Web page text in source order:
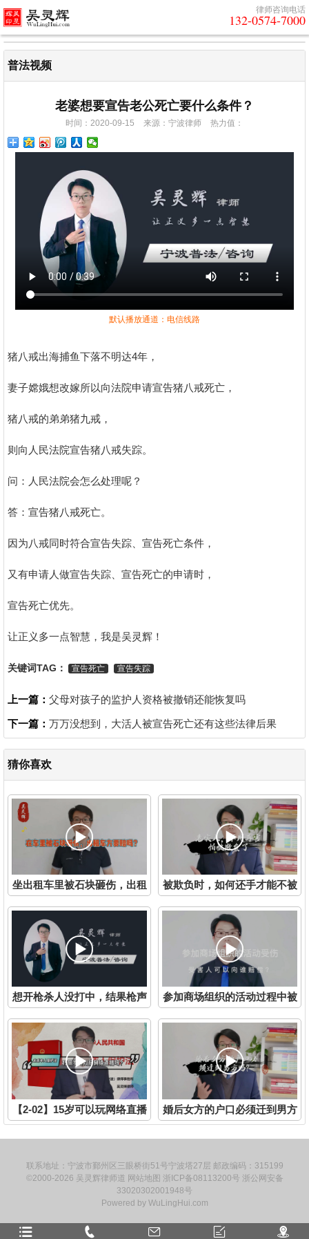
律师咨询电话
132-0574-7000
普法视频
老婆想要宣告老公死亡要什么条件？
时间：2020-09-15 来源：宁波律师 热力值：
默认播放通道：电信线路
猪八戒出海捕鱼下落不明达4年，
妻子嫦娥想改嫁所以向法院申请宣告猪八戒死亡，
猪八戒的弟弟猪九戒，
则向人民法院宣告猪八戒失踪。
问：人民法院会怎么处理呢？
答：宣告猪八戒死亡。
因为八戒同时符合宣告失踪、宣告死亡条件，
又有申请人做宣告失踪、宣告死亡的申请时，
宣告死亡优先。
让正义多一点智慧，我是吴灵辉！
关键词TAG： 宣告死亡 宣告失踪
上一篇： 父母对孩子的监护人资格被撤销还能恢复吗
下一篇： 万万没想到，大活人被宣告死亡还有这些法律后果
猜你喜欢
坐出租车里被石块砸伤，出租
车方要赔吗？
被欺负时，如何还手才能不被
认定互殴？宁波律师吴灵辉
想开枪杀人没打中，结果枪声
吓死人，还构成故意杀人罪
吗？
参加商场组织的活动过程中被
人撞伤，找谁赔偿？【宁波海
曙普法视频2-14-1】
【2-02】15岁可以玩网络直播
吗？
婚后女方的户口必须迁到男方
吗？宁波律师吴灵辉
联系地址：宁波市鄞州区三眼桥街51号宁波塔27层 邮政编码：315199
©2000-2026 吴灵辉律师道 网站地图 浙ICP备08113200号 浙公网安备
33020302001948号
Powered by WuLingHui.com